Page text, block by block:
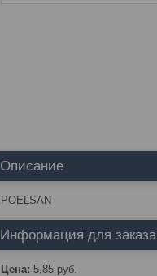
Описание
POELSAN
Информация для заказа
Цена: 5,85 руб.